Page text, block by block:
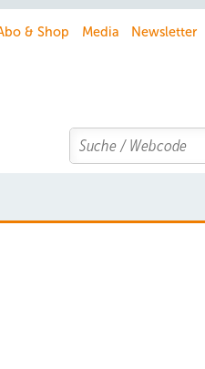
& Shop Media Newsletter
Search